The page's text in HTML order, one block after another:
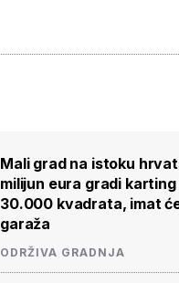
Mali grad na istoku
milijun eura gradi
30.000 kvadrata, imat
garaža
ODRŽIVA GRADNJA